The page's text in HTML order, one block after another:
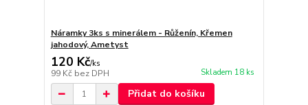
Náramky 3ks s minerálem - Růženín, Křemen
jahodový, Ametyst
120 Kč/ks
99 Kč bez DPH Skladem 18 ks
Přidat do košíku